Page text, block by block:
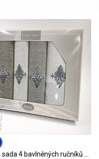
Dárková sada 4 bavlněných ručníků R91 GIFT